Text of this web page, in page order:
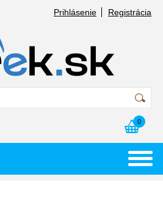
Prihlásenie Registrácia
0